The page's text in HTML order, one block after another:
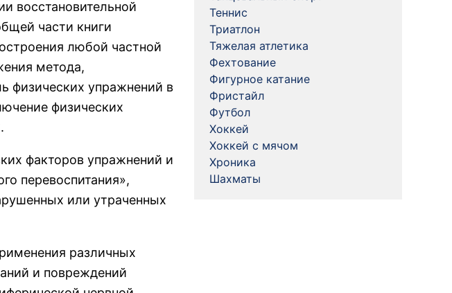
восстановительной
части книги
любой частной
метода,
физических упражнений в
физических
факторов упражнений и
перевоспитания»,
или утраченных
различных
и повреждений
Теннис
Триатлон
Тяжелая атлетика
Фехтование
Фигурное катание
Фристайл
Футбол
Хоккей
Хоккей с мячом
Хроника
Шахматы